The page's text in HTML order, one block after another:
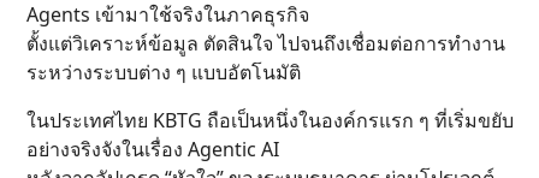
Agents เข้ามาใช้จริงในภาคธุรกิจ
ตั้งแต่วิเคราะห์ข้อมูล ตัดสินใจ ไปจนถึงเชื่อมต่อการทำงาน
ระหว่างระบบต่าง ๆ แบบอัตโนมัติ
ในประเทศไทย KBTG ถือเป็นหนึ่งในองค์กรแรก ๆ ที่เริ่มขยับ
อย่างจริงจังในเรื่อง Agentic AI